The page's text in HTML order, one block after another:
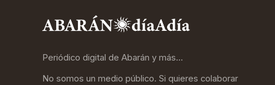
Periódico digital de Abarán y más…
No somos un medio público. Si quieres colaborar